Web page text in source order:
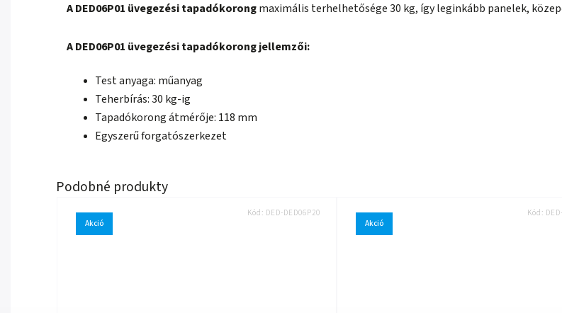
A DED06P01 üvegezési tapadókorongmaximális terhelhetősége 30 kg, így leginkább panelek,
A DED06P01 üvegezési tapadókorong jellemzői:
Test anyaga: műanyag
Teherbírás: 30 kg-ig
Tapadókorong átmérője: 118 mm
Egyszerű forgatószerkezet
Akció
Kód: DED-DED06P20
Akció
Kód: